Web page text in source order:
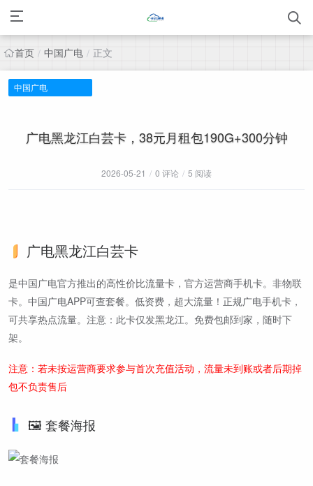
首页 / 中国广电 / 正文
中国广电
广电黑龙江白芸卡，38元月租包190G+300分钟
2026-05-21 / 0 评论 / 5 阅读
广电黑龙江白芸卡
是中国广电官方推出的高性价比流量卡，官方运营商手机卡。非物联
卡。中国广电APP可查套餐。低资费，超大流量！正规广电手机卡，
可共享热点流量。注意：此卡仅发黑龙江。免费包邮到家，随时下
架。
注意：若未按运营商要求参与首次充值活动，流量未到账或者后期掉
包不负责售后
🖼️ 套餐海报